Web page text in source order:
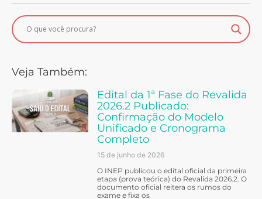
Veja Também:
Edital da 1ª Fase do Revalida
2026.2 Publicado:
Confirmação do Modelo
Unificado e Cronograma
Completo
15 de junho de 2026
O INEP publicou o edital oficial da primeira
etapa (prova teórica) do Revalida 2026.2. O
documento oficial reitera os rumos do
exame e fixa os